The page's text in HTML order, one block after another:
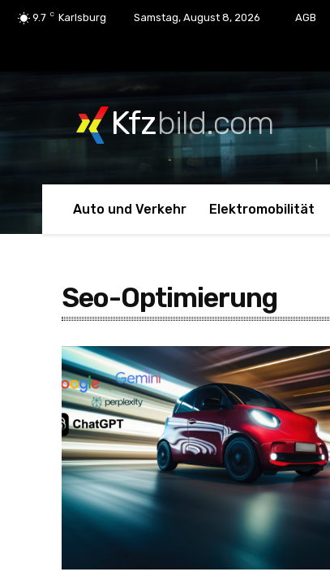
9.7 C Karlsburg Samstag, August 8, 2026 AGB
Kfzbild.com
Auto und Verkehr Elektromobilität
Seo-Optimierung